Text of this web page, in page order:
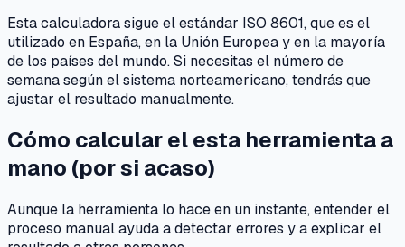
Esta calculadora sigue el estándar ISO 8601, que es el
utilizado en España, en la Unión Europea y en la mayoría
de los países del mundo. Si necesitas el número de
semana según el sistema norteamericano, tendrás que
ajustar el resultado manualmente.
Cómo calcular el esta herramienta a
mano (por si acaso)
Aunque la herramienta lo hace en un instante, entender el
proceso manual ayuda a detectar errores y a explicar el